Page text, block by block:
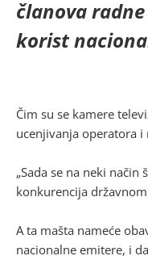
članova
korist
Čim su se kamere
ucenjivanja operatora i
„Sada se na neki
konkurencija
A ta mašta nameće
nacionalne emitere, i